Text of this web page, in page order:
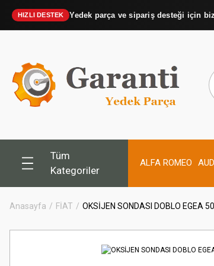
HIZLI DESTEK Yedek parça ve sipariş desteği için
Tüm
Kategoriler
ALFA ROMEO
Anasayfa FİAT OKSİJEN SONDASI DOBLO EGEA